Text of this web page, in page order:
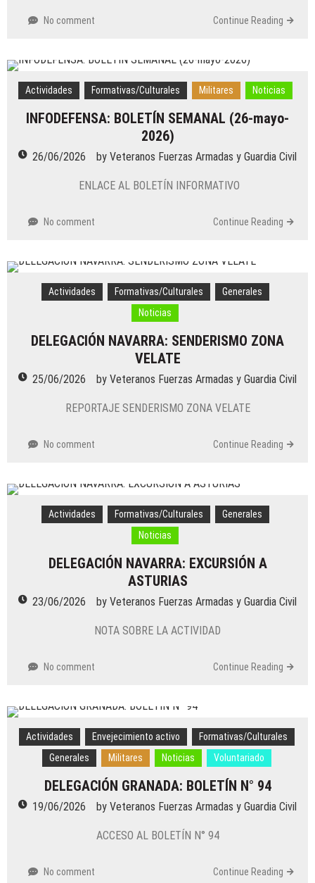
No comment Continue Reading
Actividades Formativas/Culturales Militares Noticias
INFODEFENSA: BOLETÍN SEMANAL (26-mayo-
2026)
26/06/2026 by Veteranos Fuerzas Armadas y Guardia Civil
ENLACE AL BOLETÍN INFORMATIVO
No comment Continue Reading
Actividades Formativas/Culturales
Generales
Noticias
DELEGACIÓN NAVARRA: SENDERISMO ZONA
VELATE
25/06/2026 by Veteranos Fuerzas Armadas y Guardia Civil
REPORTAJE SENDERISMO ZONA VELATE
No comment Continue Reading
Actividades Formativas/Culturales
Generales
Noticias
DELEGACIÓN NAVARRA: EXCURSIÓN A
ASTURIAS
23/06/2026 by Veteranos Fuerzas Armadas y Guardia Civil
NOTA SOBRE LA ACTIVIDAD
No comment Continue Reading
Actividades Envejecimiento activo
Formativas/Culturales
Generales
Militares Noticias Voluntariado
DELEGACIÓN GRANADA: BOLETÍN N° 94
19/06/2026 by Veteranos Fuerzas Armadas y Guardia Civil
ACCESO AL BOLETÍN N° 94
No comment Continue Reading